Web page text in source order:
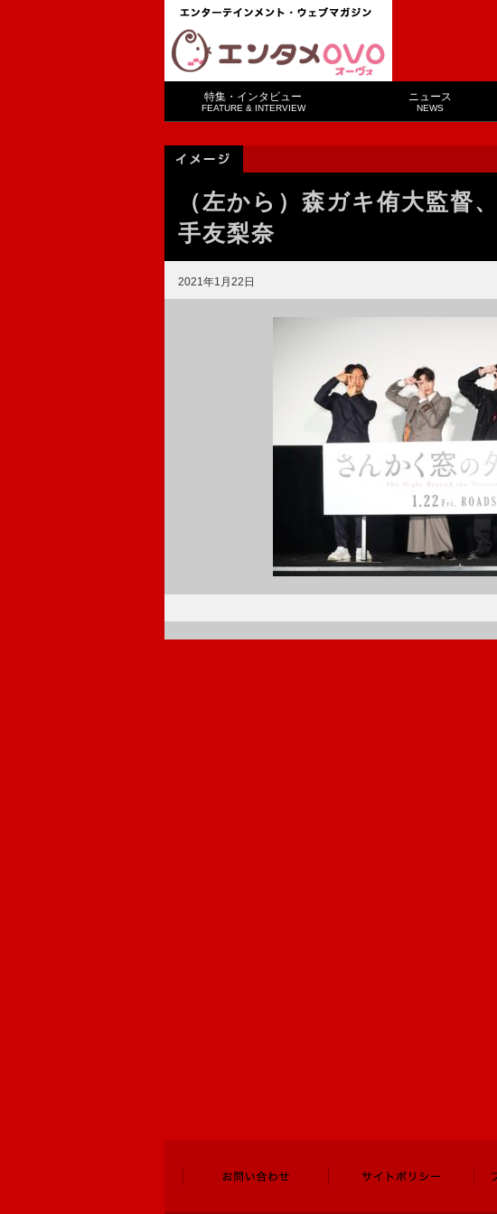
特集・インタビュー
FEATURE & INTERVIEW
ニュース
NEWS
（左から）森ガキ侑大監督
手友梨奈
2021年1月22日